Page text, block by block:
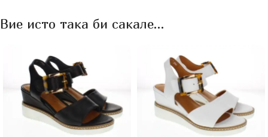
Вие исто така би сакале…